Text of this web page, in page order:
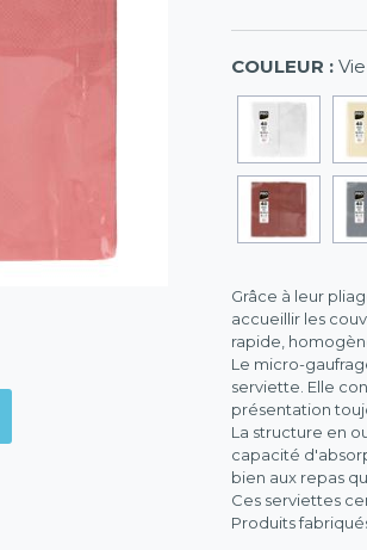
COULEUR :
Grâce à leur
accueillir les
rapide,
Le micro-
serviette. Elle
présentation
La structure en
capacité
bien aux repas
Ces serviettes
Produits